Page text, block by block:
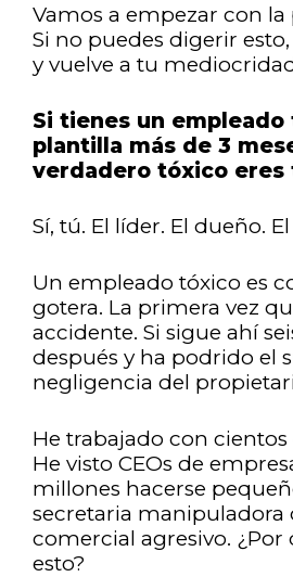
Vamos a empezar con
Si no puedes digerir
y vuelve a tu
Si tienes un empleado
plantilla más de 3
verdadero tóxico eres
Sí, tú. El líder. El dueño.
Un empleado tóxico es
gotera. La primera vez
accidente. Si sigue ahí
después y ha podrido el
negligencia del
He trabajado con
He visto CEOs de
millones hacerse
secretaria manipuladora
comercial agresivo. ¿Por
esto?